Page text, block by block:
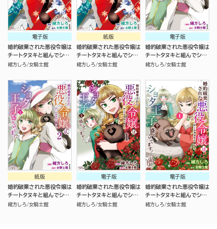
電子版
婚約破棄された悪役令嬢は
チートタヌキと組んでショ
タ王子を盛り立てます！
緒方しろ 女騎士館
紙版
婚約破棄された悪役令嬢は
チートタヌキと組んでショ
タ王子を盛り立てます！
緒方しろ 女騎士館
電子版
婚約破棄された悪役令嬢は
チートタヌキと組んでショ
タ王子を盛り立てます！
緒方しろ 女騎士館
紙版
婚約破棄された悪役令嬢は
チートタヌキと組んでショ
タ王子を盛り立てます！
緒方しろ 女騎士館
電子版
婚約破棄された悪役令嬢は
チートタヌキと組んでショ
タ王子を盛り立てます！
緒方しろ 女騎士館
電子版
婚約破棄された悪役令嬢は
チートタヌキと組んでショ
タ王子を盛り立てます！
緒方しろ 女騎士館